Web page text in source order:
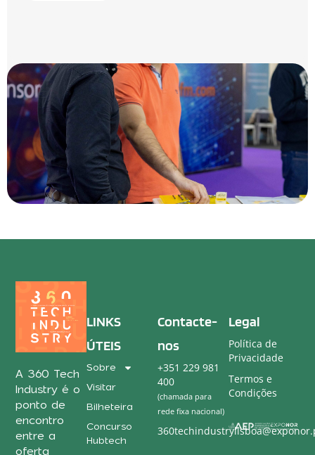
A 360 Tech
Industry é o
ponto de
encontro
entre a
oferta
LINKS
ÚTEIS
Sobre
Visitar
Bilheteira
Concurso
Hubtech
Contacte-
nos
+351 229 981
400
(chamada para
rede fixa nacional)
Legal
Política de
Privacidade
Termos e
Condições